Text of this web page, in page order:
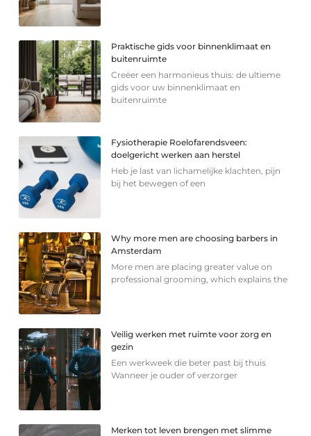
Praktische gids voor binnenklimaat en
buitenruimte
Creëer een harmonieus thuis: de ultieme
gids voor uw binnenklimaat en
buitenruimte
Fysiotherapie Roelofarendsveen:
doelgericht werken aan herstel
Heb je last van lichamelijke klachten, pijn
bij het bewegen of een
Why more men are choosing barbers in
Amsterdam
More men are placing greater value on
professional grooming, which explains the
Veilig werken met ruimte voor zorg en
gezin
Een werkweek die beter past bij thuis
Wanneer je ouder of verzorger
Merken tot leven brengen met slimme